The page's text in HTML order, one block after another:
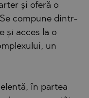
și oferă o
compune dintr-
și acces la o
un
în partea